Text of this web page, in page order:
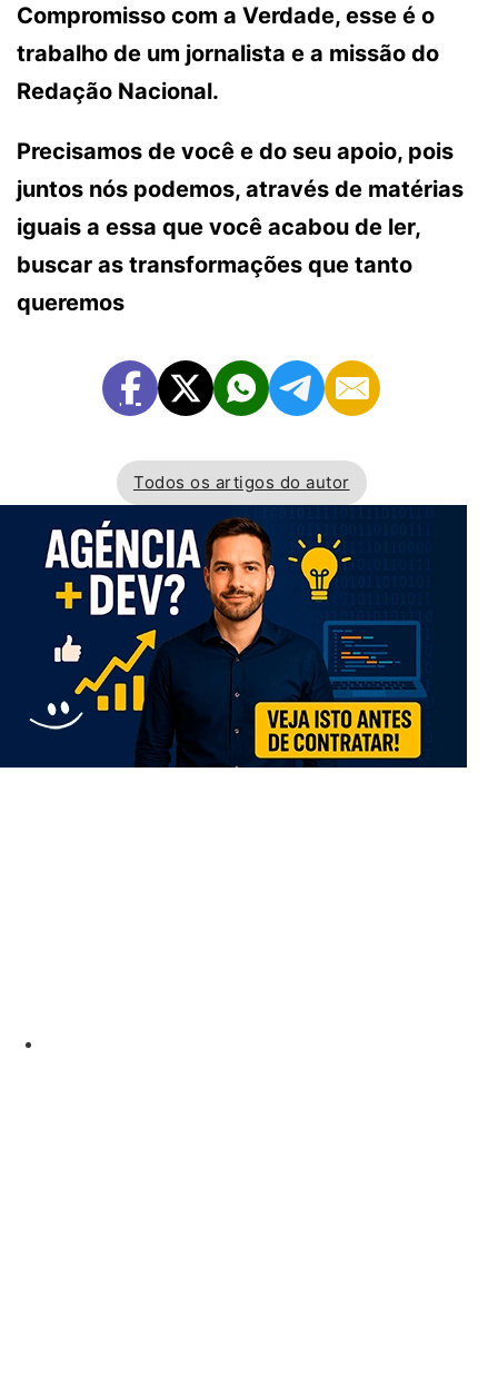
Compromisso com a Verdade, esse é o
trabalho de um jornalista e a missão do
Redação Nacional.
Precisamos de você e do seu apoio, pois
juntos nós podemos, através de matérias
iguais a essa que você acabou de ler,
buscar as transformações que tanto
queremos
Todos os artigos do autor